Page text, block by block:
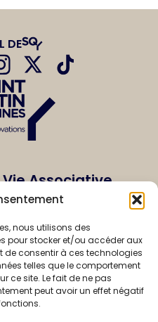
nous utilisons des
pour stocker et/ou accéder aux
de consentir à ces technologies
telles que le comportement
ce site. Le fait de ne pas
peut avoir un effet négatif
DE
Associative
en-Yvelines
Hénaff
Cedex